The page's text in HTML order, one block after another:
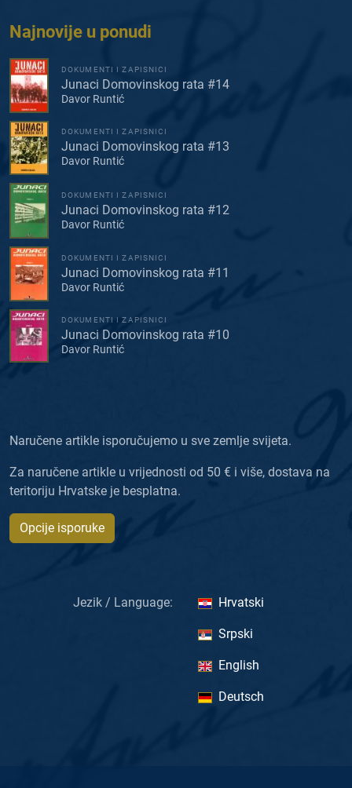
Najnovije u ponudi
DOKUMENTI I ZAPISNICI
Junaci Domovinskog rata #14
Davor Runtić
DOKUMENTI I ZAPISNICI
Junaci Domovinskog rata #13
Davor Runtić
DOKUMENTI I ZAPISNICI
Junaci Domovinskog rata #12
Davor Runtić
DOKUMENTI I ZAPISNICI
Junaci Domovinskog rata #11
Davor Runtić
DOKUMENTI I ZAPISNICI
Junaci Domovinskog rata #10
Davor Runtić
Naručene artikle isporučujemo u sve zemlje svijeta.
Za naručene artikle u vrijednosti od 50 € i više, dostava na
teritoriju Hrvatske je besplatna.
Opcije isporuke
Jezik / Language: Hrvatski
Srpski
English
Deutsch